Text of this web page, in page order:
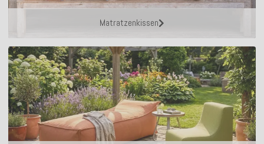
Matratzenkissen